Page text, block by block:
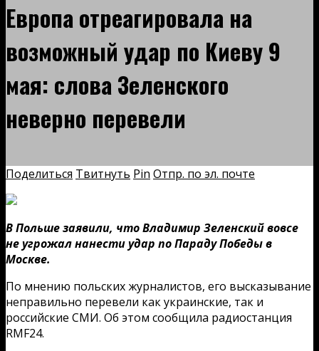
Европа отреагировала на
возможный удар по Киеву 9
мая: слова Зеленского
неверно перевели
Поделиться Твитнуть Pin Отпр. по эл. почте
В Польше заявили, что Владимир Зеленский вовсе
не угрожал нанести удар по Параду Победы в
Москве.
По мнению польских журналистов, его высказывание
неправильно перевели как украинские, так и
российские СМИ. Об этом сообщила радиостанция
RMF24.